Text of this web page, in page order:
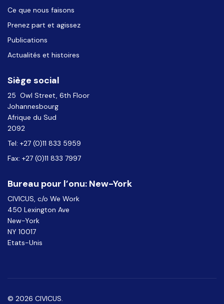
Ce que nous faisons
Prenez part et agissez
Publications
Actualités et histoires
Siège social
25 Owl Street, 6th Floor
Johannesbourg
Afrique du Sud
2092
Tel: +27 (0)11 833 5959
Fax: +27 (0)11 833 7997
Bureau pour l’onu: New-York
CIVICUS, c/o We Work
450 Lexington Ave
New-York
NY 10017
Etats-Unis
© 2026 CIVICUS.